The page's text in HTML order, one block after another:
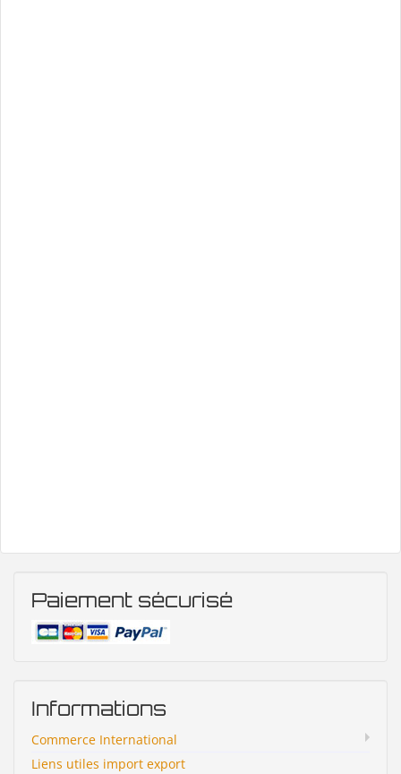
Paiement sécurisé
Informations
Commerce International
Liens utiles import export